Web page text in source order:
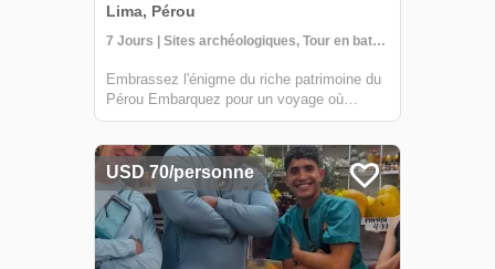
Lima, Pérou
7 Jours | Sites archéologiques, Tour en bateau, Cours/Atelier
Embrassez l'énigme du riche patrimoine du
Pérou Embarquez pour un voyage où
l'histoire prend vie, et chaque pierre raconte
du Pérou n'est pas juste un voyage ; c'est
une plongée dans les profondeurs du te...
USD 70/personne